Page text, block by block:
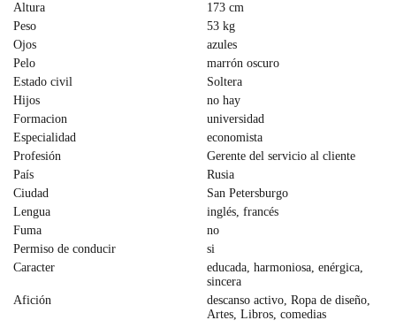
Altura
173 cm
Peso
53 kg
Ojos
azules
Pelo
marrón oscuro
Estado civil
Soltera
Hijos
no hay
Formacion
universidad
Especialidad
economista
Profesión
Gerente del servicio al cliente
País
Rusia
Ciudad
San Petersburgo
Lengua
inglés, francés
Fuma
no
Permiso de conducir
si
Caracter
educada, harmoniosa, enérgica,
sincera
Afición
descanso activo, Ropa de diseño,
Artes, Libros, comedias